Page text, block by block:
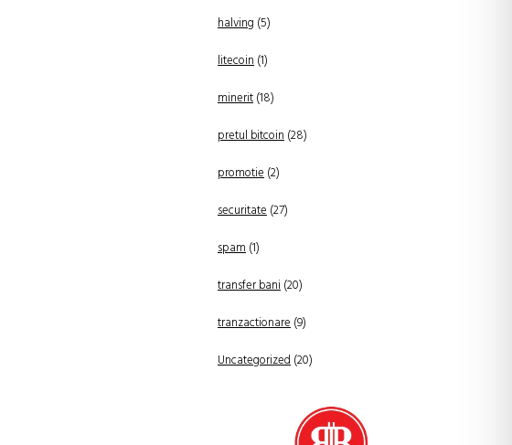
halving (5)
litecoin(1)
minerit(18)
pretul bitcoin(28)
promotie(2)
securitate(27)
spam(1)
transfer bani(20)
tranzactionare(9)
Uncategorized(20)